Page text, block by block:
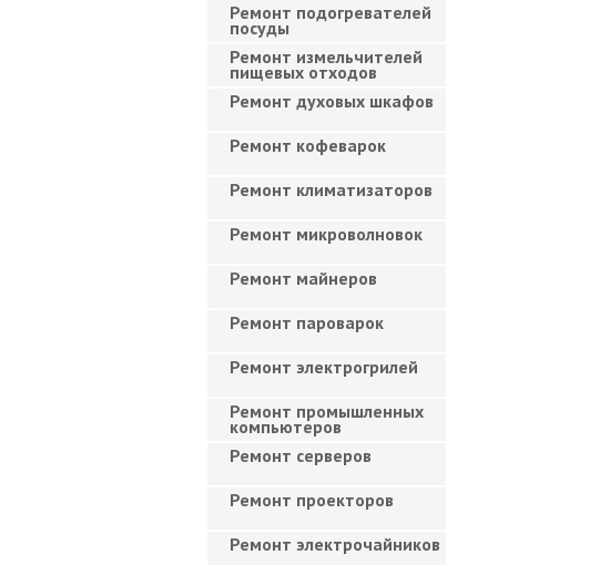
Ремонт подогревателей
посуды
Ремонт измельчителей
пищевых отходов
Ремонт духовых шкафов
Ремонт кофеварок
Ремонт климатизаторов
Ремонт микроволновок
Ремонт майнеров
Ремонт пароварок
Ремонт электрогрилей
Ремонт промышленных
компьютеров
Ремонт серверов
Ремонт проекторов
Ремонт электрочайников